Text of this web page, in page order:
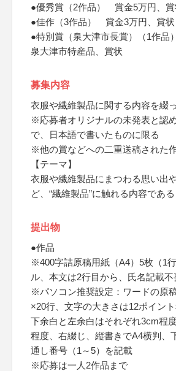
●優秀賞（2作品） 賞金5万円、賞
●佳作（3作品） 賞金3万円、賞状
●特別賞（泉大津市長賞）（1作
泉大津市特産品、賞状
募集内容
衣服や繊維製品に関する内容を綴
※応募者オリジナルの未発表と認
で、日本語で書いたものに限る
※他の賞などへの二重送稿された
【テーマ】
衣服や繊維製品にまつわる思い出
ど、“繊維製品”に触れる内容である
提出物
●作品
※400字詰原稿用紙（A4）5枚（1
ル、本文は2行目から、氏名記載不
※パソコン推奨設定：ワードの原
×20行、文字の大きさは12ポイン
下余白と左余白はそれぞれ3cm程
程度、右綴じ、縦書きでA4横判、
通し番号（1～5）を記載
※応募は一人2作品まで